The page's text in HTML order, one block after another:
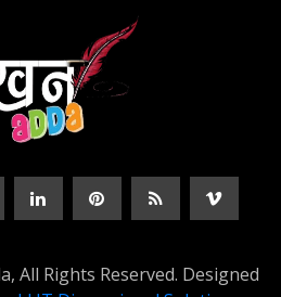
All Rights Reserved. Designed